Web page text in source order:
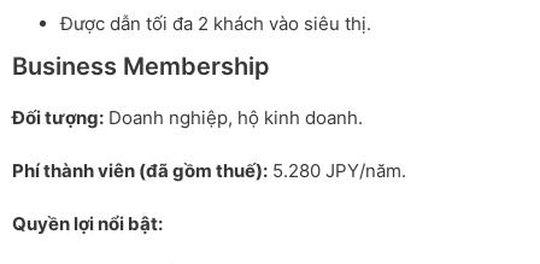
Được dẫn tối đa 2 khách vào siêu thị.
Business Membership
Đối tượng: Doanh nghiệp, hộ kinh doanh.
Phí thành viên (đã gồm thuế): 5.280 JPY/năm.
Quyền lợi nổi bật: